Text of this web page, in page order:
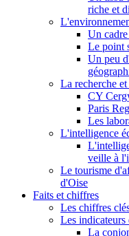
riche et
Un
Le point
Un peu
La recherche
CY
Paris
Les
L'intelligence
veille à
Le tourisme
d'Oise
Faits et chiffres
Les chiffres
Les indicateurs
La